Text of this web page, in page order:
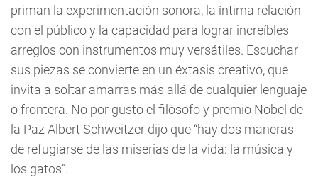
priman la experimentación sonora, la íntima relación
con el público y la capacidad para lograr increíbles
arreglos con instrumentos muy versátiles. Escuchar
sus piezas se convierte en un éxtasis creativo, que
invita a soltar amarras más allá de cualquier lenguaje
o frontera. No por gusto el filósofo y premio Nobel de
la Paz Albert Schweitzer dijo que “hay dos maneras
de refugiarse de las miserias de la vida: la música y
los gatos”.